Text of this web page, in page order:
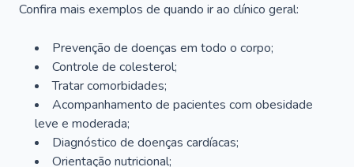
Confira mais exemplos de quando ir ao clínico geral:
Prevenção de doenças em todo o corpo;
Controle de colesterol;
Tratar comorbidades;
Acompanhamento de pacientes com obesidade
leve e moderada;
Diagnóstico de doenças cardíacas;
Orientação nutricional;